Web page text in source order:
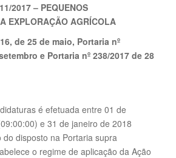
2017 – PEQUENOS
EXPLORAÇÃO AGRÍCOLA
de 25 de maio, Portaria nº
e Portaria nº 238/2017 de 28
é efetuada entre 01 de
e 31 de janeiro de 2018
disposto na Portaria supra
o regime de aplicação da Ação